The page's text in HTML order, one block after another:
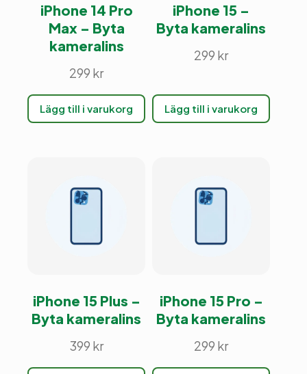
iPhone 14 Pro
Max – Byta
kameralins
299 kr
Lägg till i varukorg
iPhone 15 –
Byta kameralins
299 kr
Lägg till i varukorg
iPhone 15 Plus –
Byta kameralins
399 kr
iPhone 15 Pro –
Byta kameralins
299 kr